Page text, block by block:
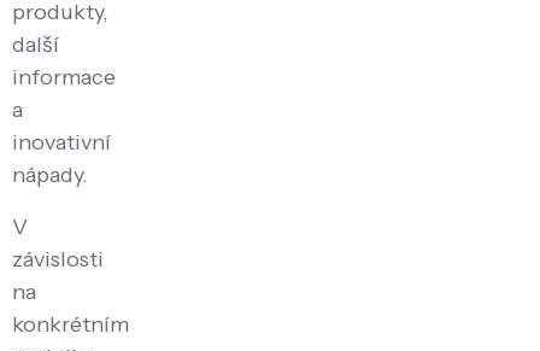
produkty,
další
informace
a
inovativní
nápady.
V
závislosti
na
konkrétním